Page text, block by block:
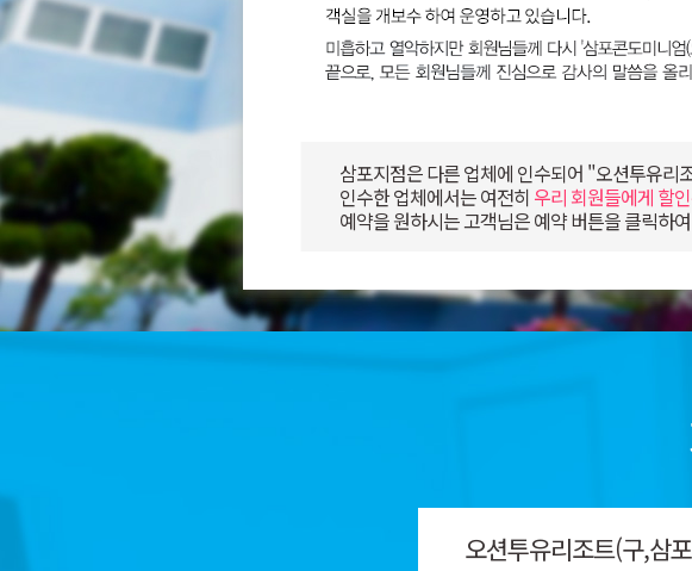
삼포지점은 다른 업체에 인수되어 "오션투유리
인수한 업체에서는 여전히 우리 회원들에게 할
예약을 원하시는 고객님은 예약 버튼을 클릭하
오션투유리조트(구,삼